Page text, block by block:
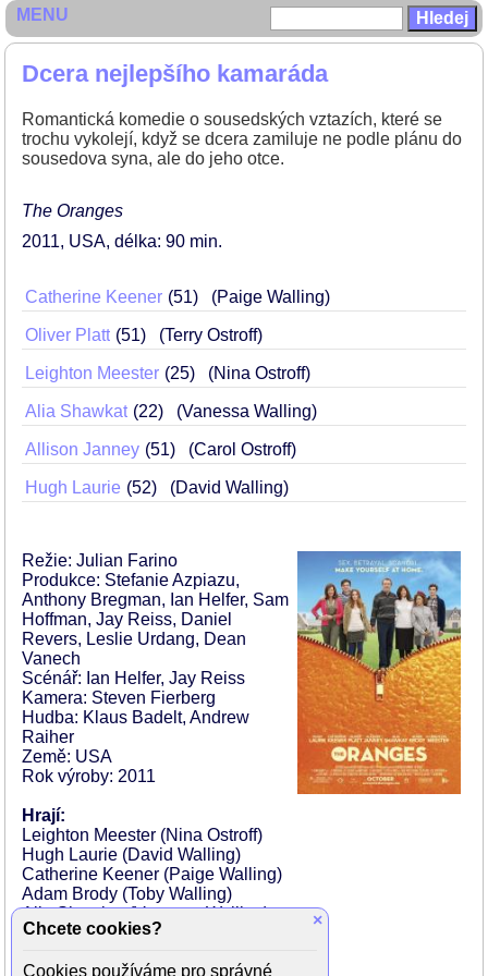
Dcera nejlepšího kamaráda
Romantická komedie o sousedských vztazích, které se
trochu vykolejí, když se dcera zamiluje ne podle plánu do
sousedova syna, ale do jeho otce.
The Oranges
2011 USA délka: 90 min
Catherine Keener 51 (Paige Walling)
Oliver Platt 51 (Terry Ostroff)
Leighton Meester 25 (Nina Ostroff)
Alia Shawkat 22 (Vanessa Walling)
Allison Janney 51 (Carol Ostroff)
Hugh Laurie 52 (David Walling)
Režie: Julian Farino
Produkce: Stefanie Azpiazu,
Anthony Bregman, Ian Helfer, Sam
Hoffman, Jay Reiss, Daniel
Revers, Leslie Urdang, Dean
Vanech
Scénář: Ian Helfer, Jay Reiss
Kamera: Steven Fierberg
Hudba: Klaus Badelt, Andrew
Raiher
Země: USA
Rok výroby: 2011
Hrají:
Leighton Meester (Nina Ostroff)
Hugh Laurie (David Walling)
Catherine Keener (Paige Walling)
Adam Brody (Toby Walling)
Alia Shawkat (Vanessa Walling)
Allison Janney (Carol Ostroff)
Boyd Holbrook (Circle)
MENU
×
Chcete cookies?
Cookies používáme pro správné